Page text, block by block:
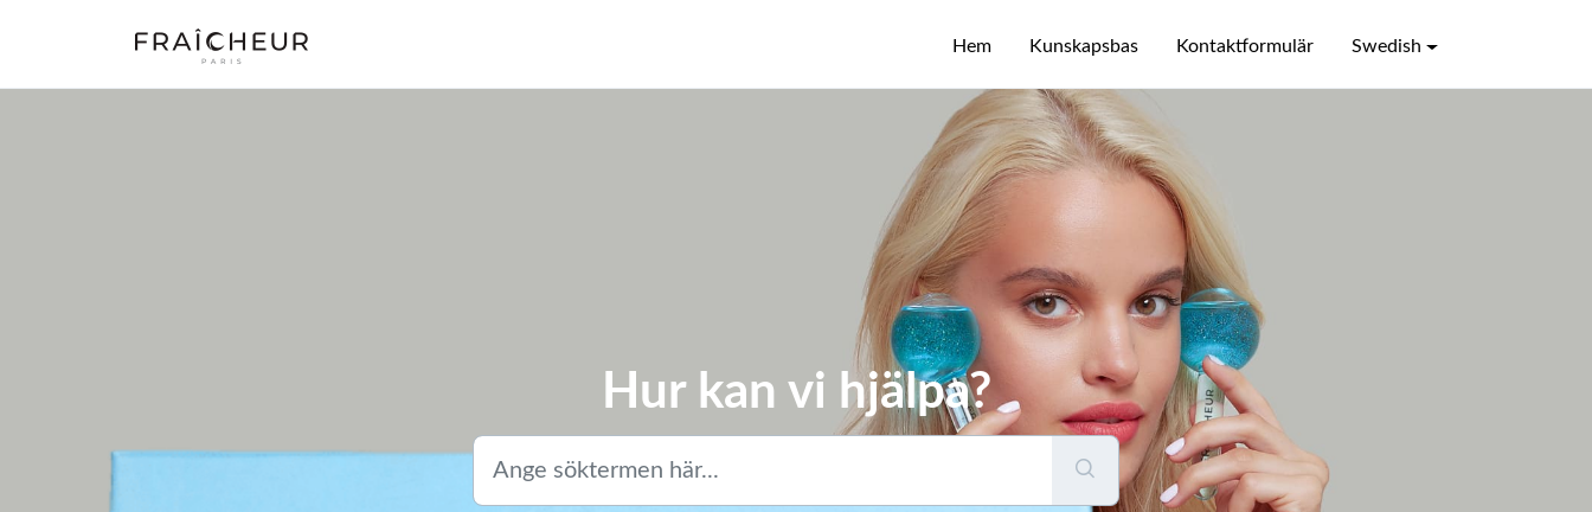
Hem Kunskapsbas Kontaktformulär Swedish
Hur kan vi hjälpa?